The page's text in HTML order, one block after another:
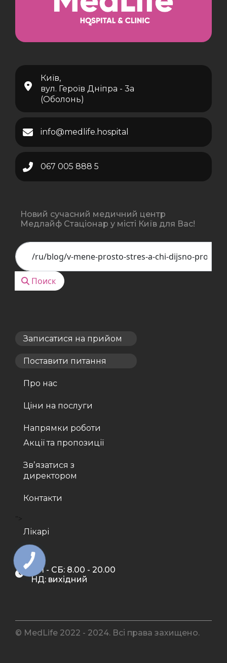
Київ,
вул. Героїв Дніпра - 3а
(Оболонь)
info@medlife.hospital
067 005 888 5
Новий сучасний медичний центр
Медлайф Стаціонар у місті Київ для Вас!
Поиск
Поиск
Записатися на прийом
Поставити питання
Про нас
Ціни на послуги
Напрямки роботи
Акції та пропозиції
Звʼязатися з
директором
Контакти
Лікарі
ПН - СБ: 8.00 - 20.00
НД: вихідний
© MedLife 2022 - 2024. Всі права захищено.